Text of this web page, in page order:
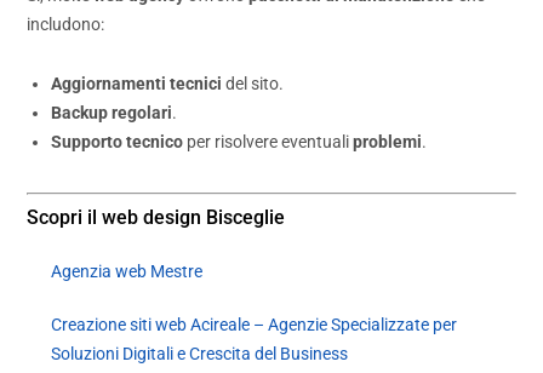
includono:
Aggiornamenti tecnici del sito.
Backup regolari.
Supporto tecnico per risolvere eventualiproblemi.
Scopri il web design Bisceglie
Agenzia web Mestre
Creazione siti web Acireale – Agenzie Specializzate per
Soluzioni Digitali e Crescita del Business